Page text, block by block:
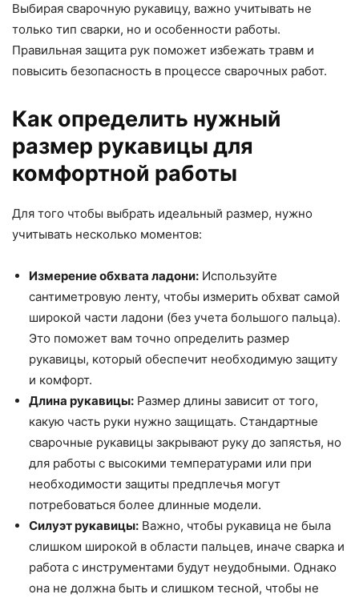
Выбирая сварочную рукавицу, важно учитывать не
только тип сварки, но и особенности работы.
Правильная защита рук поможет избежать травм и
повысить безопасность в процессе сварочных работ.
Как определить нужный
размер рукавицы для
комфортной работы
Для того чтобы выбрать идеальный размер, нужно
учитывать несколько моментов:
Измерение обхвата ладони: Используйте
сантиметровую ленту, чтобы измерить обхват самой
широкой части ладони (без учета большого пальца).
Это поможет вам точно определить размер
рукавицы, который обеспечит необходимую защиту
и комфорт.
Длина рукавицы: Размер длины зависит от того,
какую часть руки нужно защищать. Стандартные
сварочные рукавицы закрывают руку до запястья, но
для работы с высокими температурами или при
необходимости защиты предплечья могут
потребоваться более длинные модели.
Силуэт рукавицы: Важно, чтобы рукавица не была
слишком широкой в области пальцев, иначе сварка и
работа с инструментами будут неудобными. Однако
она не должна быть и слишком тесной, чтобы не